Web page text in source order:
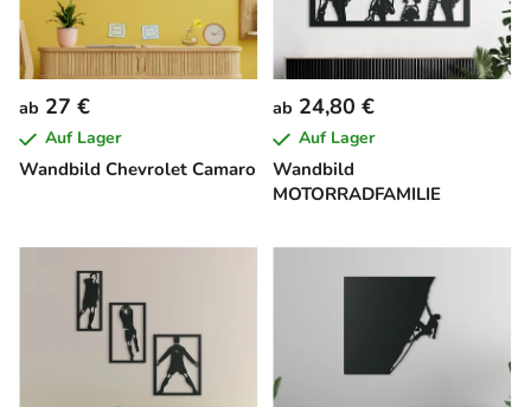
Wandbild Chevrolet Camaro
ab 27 €
Auf Lager
Wandbild
MOTORRADFAMILIE
ab 24,80 €
Auf Lager